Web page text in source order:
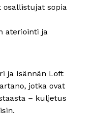
osallistujat sopia
ateriointi ja
ja Isännän Loft
jotka ovat
– kuljetus